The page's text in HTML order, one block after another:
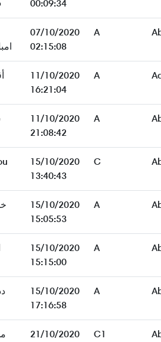
00:09:34
07/10/2020
02:15:08
A
11/10/2020
16:21:04
A
11/10/2020
21:08:42
A
15/10/2020
13:40:43
C
15/10/2020
15:05:53
A
15/10/2020
15:15:00
A
15/10/2020
17:16:58
A
21/10/2020
C1